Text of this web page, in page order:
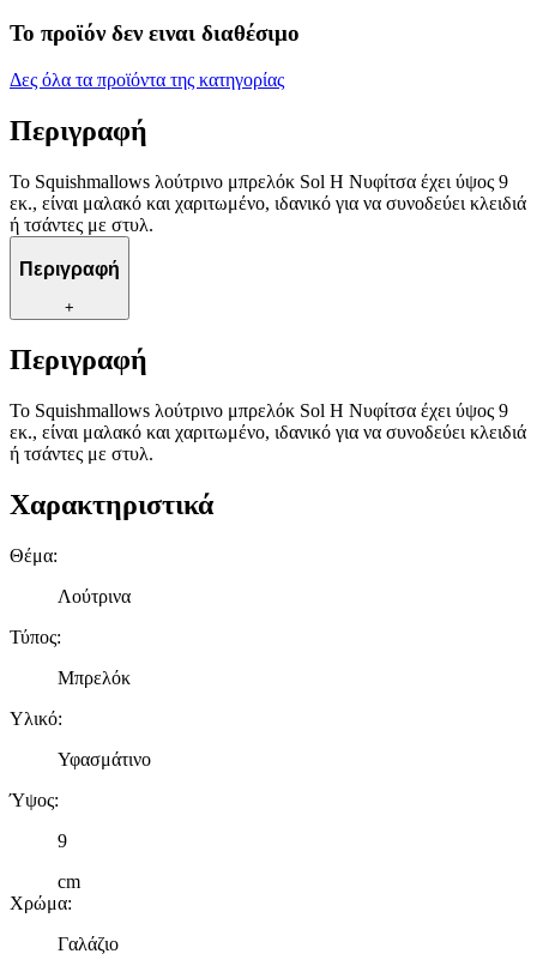
Το προϊόν δεν ειναι διαθέσιμο
Δες όλα τα προϊόντα της κατηγορίας
Περιγραφή
Το Squishmallows λούτρινο μπρελόκ Sol Η Νυφίτσα έχει ύψος 9
εκ., είναι μαλακό και χαριτωμένο, ιδανικό για να συνοδεύει κλειδιά
ή τσάντες με στυλ.
Περιγραφή
+
Περιγραφή
Το Squishmallows λούτρινο μπρελόκ Sol Η Νυφίτσα έχει ύψος 9
εκ., είναι μαλακό και χαριτωμένο, ιδανικό για να συνοδεύει κλειδιά
ή τσάντες με στυλ.
Χαρακτηριστικά
Θέμα:
Λούτρινα
Τύπος:
Μπρελόκ
Υλικό:
Υφασμάτινο
Ύψος:
9
cm
Χρώμα:
Γαλάζιο